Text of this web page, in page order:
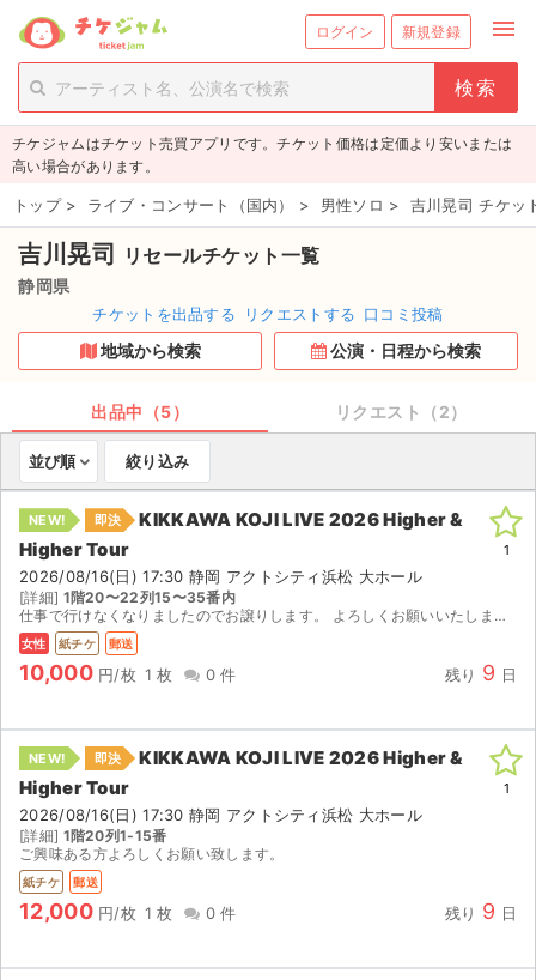
ログイン 新規登録 menu
person_add 新規会員登録
チケットを探す
新着チケット
値下げしたチケット
都道府県からチケットを探す
もうすぐ開催のチケット
チケットのリクエスト一覧
取扱チケット
ライブ・コンサート（国内）
ライブ・コンサート（海外）
イベント
スポーツ
演劇・ミュージカル
ご利用ガイド
ご利用ガイド
手数料・お支払い方法
チケジャムはチケット売買アプリです。チケット価格は定価より安いまたは
高い場合があります。
トップ > ライブ・コンサート（国内） > 男性ソロ > 吉川晃司 チケッ
吉川晃司 リセールチケット一覧
静岡県
チケットを出品する リクエストする 口コミ投稿
地域から検索 公演・日程から検索
出品中（5） リクエスト（2）
並び順 絞り込み
NEW! 即決
KIKKAWA KOJI LIVE 2026 Higher &
Higher Tour
2026/08/16(日) 17:30 静岡 アクトシティ浜松 大ホール
[詳細] 1階20〜22列15〜35番内
仕事で行けなくなりましたのでお譲りします。 よろしくお願いいたします。
女性 紙チケ 郵送
10,000 円/枚 1 枚 0 件 残り 9 日
1
NEW! 即決
KIKKAWA KOJI LIVE 2026 Higher &
Higher Tour
2026/08/16(日) 17:30 静岡 アクトシティ浜松 大ホール
[詳細] 1階20列1-15番
ご興味ある方よろしくお願い致します。
紙チケ 郵送
12,000 円/枚 1 枚 0 件 残り 9 日
1